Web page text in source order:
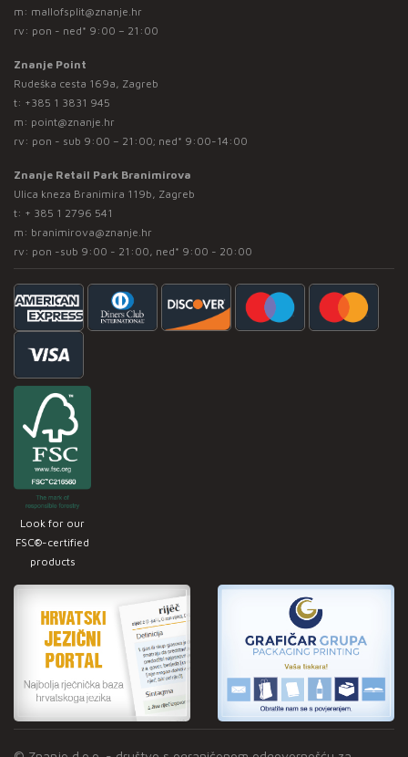
m: mallofsplit@znanje.hr
rv: pon - ned* 9:00 – 21:00
Znanje Point
Rudeška cesta 169a, Zagreb
t: +385 1 3831 945
m: point@znanje.hr
rv: pon - sub 9:00 – 21:00; ned* 9:00-14:00
Znanje Retail Park Branimirova
Ulica kneza Branimira 119b, Zagreb
t: + 385 1 2796 541
m: branimirova@znanje.hr
rv: pon -sub 9:00 - 21:00, ned* 9:00 - 20:00
Look for our
FSC®-certified
products